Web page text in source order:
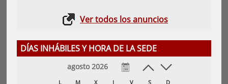
Ver todos los anuncios
DÍAS INHÁBILES Y HORA DE LA SEDE
agosto 2026
L M X J V S
D